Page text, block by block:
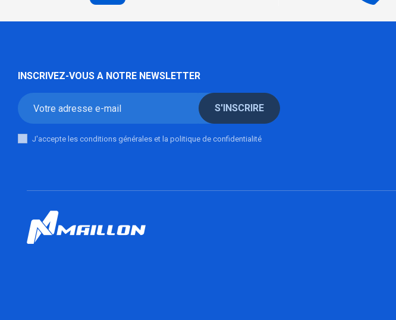
INSCRIVEZ-VOUS A NOTRE NEWSLETTER
S'INSCRIRE
J'accepte les conditions générales et la politique de confidentialité